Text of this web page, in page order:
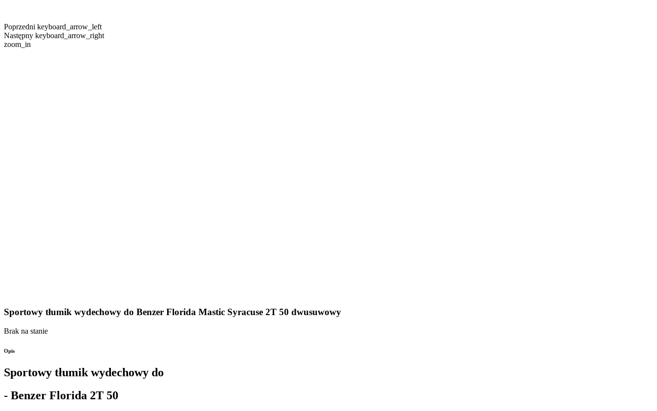
Poprzedni keyboard_arrow_left
Następny keyboard_arrow_right
zoom_in
Sportowy tłumik wydechowy do Benzer Florida Mastic Syracuse 2T 50 dwusuwowy
Brak na stanie
Opis
Sportowy tłumik wydechowy do
- Benzer Florida 2T 50